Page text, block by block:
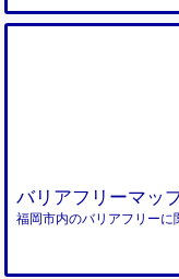
バリアフリーマッ
福岡市内のバリアフリーに